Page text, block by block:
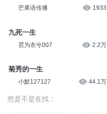
芒果语传播 1933
九死一生
霓为衣兮007 2.2万
菊秀的一生
小默127127 44.1万
您是不是在找：